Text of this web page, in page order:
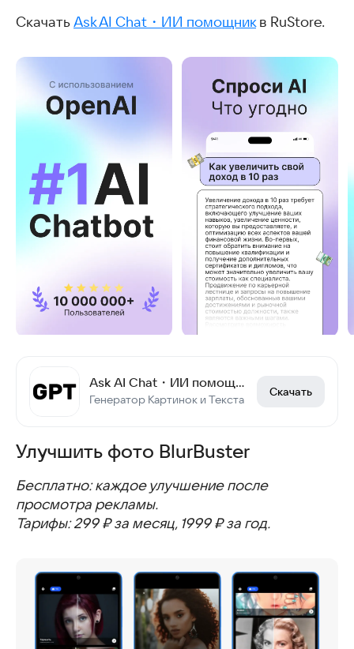
Скачать Ask AI Chat・ИИ помощникв RuStore.
Ask AI Chat・ИИ помощник
Генератор Картинок и Текста
Скачать
Улучшить фото BlurBuster
Бесплатно: каждое улучшение после
просмотра рекламы.
Тарифы: 299 ₽ за месяц, 1999 ₽ за год.